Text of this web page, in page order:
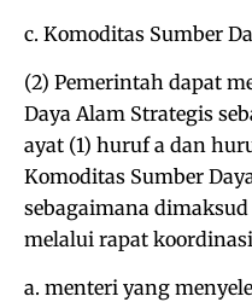
c. Komoditas Sumber
(2) Pemerintah dapat
Daya Alam Strategis
ayat (1) huruf a dan
Komoditas Sumber
sebagaimana
melalui rapat
a. menteri yang